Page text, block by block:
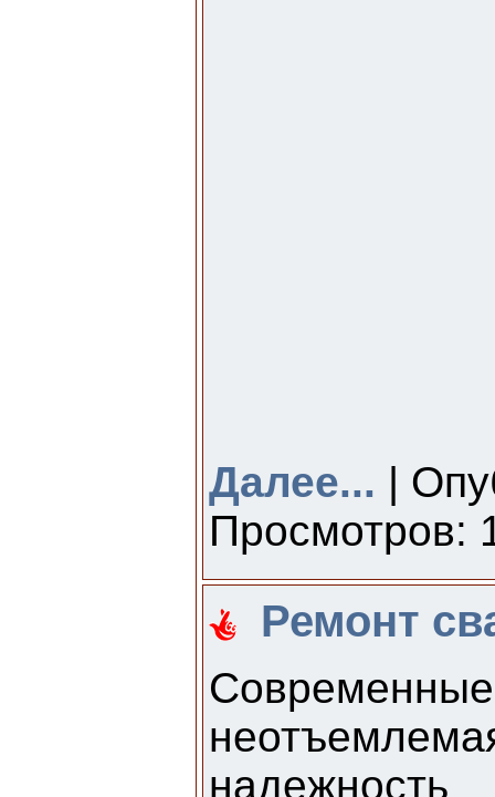
Далее... |
Просмотров:
Ремонт